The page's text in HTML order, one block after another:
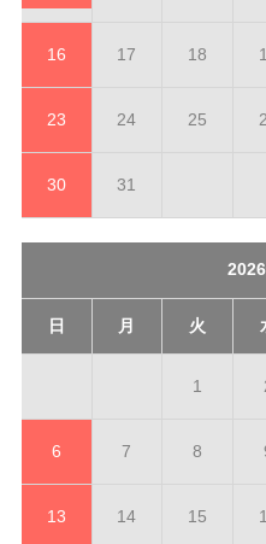
16 17 18
23 24 25
30 31
日 月 火
1
6 7 8
13 14 15